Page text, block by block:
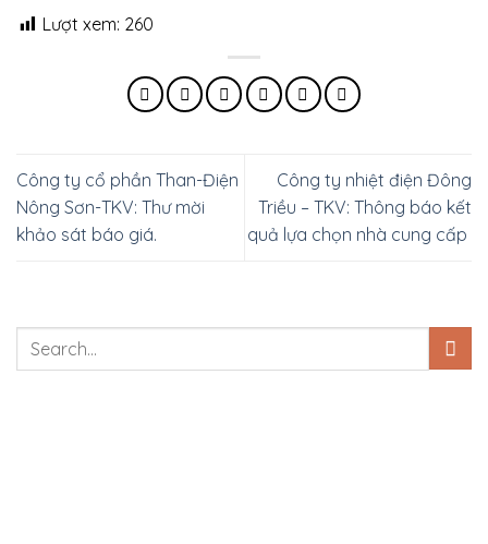
Lượt xem: 260
Công ty cổ phần Than-Điện
Nông Sơn-TKV: Thư mời
khảo sát báo giá.
Công ty nhiệt điện Đông
Triều – TKV: Thông báo kết
quả lựa chọn nhà cung cấp